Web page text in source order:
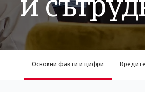
и
Основни факти и цифри